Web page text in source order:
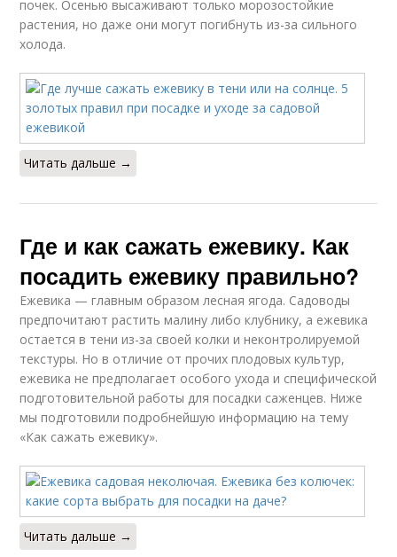
почек. Осенью высаживают только морозостойкие
растения, но даже они могут погибнуть из-за сильного
холода.
Читать дальше →
Где и как сажать ежевику. Как
посадить ежевику правильно?
Ежевика — главным образом лесная ягода. Садоводы
предпочитают растить малину либо клубнику, а ежевика
остается в тени из-за своей колки и неконтролируемой
текстуры. Но в отличие от прочих плодовых культур,
ежевика не предполагает особого ухода и специфической
подготовительной работы для посадки саженцев. Ниже
мы подготовили подробнейшую информацию на тему
«Как сажать ежевику».
Читать дальше →